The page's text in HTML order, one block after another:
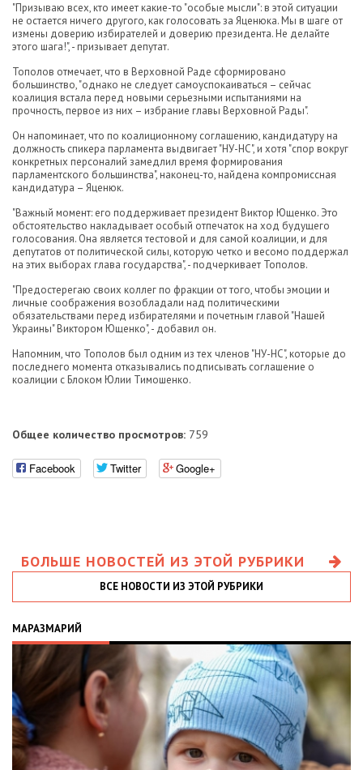
"Призываю всех, кто имеет какие-то "особые мысли": в этой ситуации
не остается ничего другого, как голосовать за Яценюка. Мы в шаге от
измены доверию избирателей и доверию президента. Не делайте
этого шага!", - призывает депутат.
Тополов отмечает, что в Верховной Раде сформировано
большинство, "однако не следует самоуспокаиваться – сейчас
коалиция встала перед новыми серьезными испытаниями на
прочность, первое из них – избрание главы Верховной Рады".
Он напоминает, что по коалиционному соглашению, кандидатуру на
должность спикера парламента выдвигает "НУ-НС", и хотя "спор вокруг
конкретных персоналий замедлил время формирования
парламентского большинства", наконец-то, найдена компромиссная
кандидатура – Яценюк.
"Важный момент: его поддерживает президент Виктор Ющенко. Это
обстоятельство накладывает особый отпечаток на ход будущего
голосования. Она является тестовой и для самой коалиции, и для
депутатов от политической силы, которую четко и весомо поддержал
на этих выборах глава государства", - подчеркивает Тополов.
"Предостерегаю своих коллег по фракции от того, чтобы эмоции и
личные соображения возобладали над политическими
обязательствами перед избирателями и почетным главой "Нашей
Украины" Виктором Ющенко", - добавил он.
Напомним, что Тополов был одним из тех членов "НУ-НС", которые до
последнего момента отказывались подписывать соглашение о
коалиции с Блоком Юлии Тимошенко.
Общее количество просмотров: 759
Facebook Twitter Google+
БОЛЬШЕ НОВОСТЕЙ ИЗ ЭТОЙ РУБРИКИ
ВСЕ НОВОСТИ ИЗ ЭТОЙ РУБРИКИ
МАРАЗМАРИЙ